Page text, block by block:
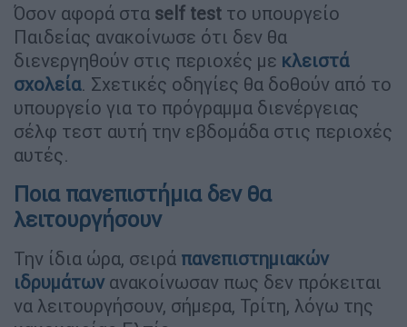
Όσον αφορά στα self test το υπουργείο
Παιδείας ανακοίνωσε ότι δεν θα
διενεργηθούν στις περιοχές με κλειστά
σχολεία. Σχετικές οδηγίες θα δοθούν από το
υπουργείο για το πρόγραμμα διενέργειας
σέλφ τεστ αυτή την εβδομάδα στις περιοχές
αυτές.
Ποια πανεπιστήμια δεν θα
λειτουργήσουν
Την ίδια ώρα, σειρά πανεπιστημιακών
ιδρυμάτωνανακοίνωσαν πως δεν πρόκειται
να λειτουργήσουν, σήμερα, Τρίτη, λόγω της